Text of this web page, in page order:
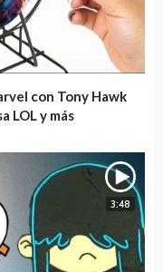
con Tony Hawk
LOL y más
3:48